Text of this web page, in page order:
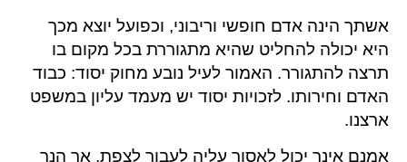
אשתך הינה אדם חופשי וריבוני, וכפועל יוצא מכך
היא יכולה להחליט שהיא מתגוררת בכל מקום בו
תרצה להתגורר. האמור לעיל נובע מחוק יסוד: כבוד
האדם וחירותו. לזכויות יסוד יש מעמד עליון במשפט
ארצנו.
אמנם אינך יכול לאסור עליה לעבור לצפת, אך הנך